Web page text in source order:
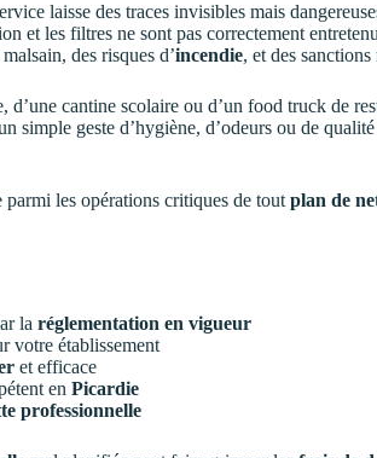
laisse des traces invisibles mais
et les filtres ne sont pas correctement
des risques d’incendie, et des
d’une cantine scolaire ou d’un food truck de
simple geste d’hygiène, d’odeurs ou de
parmi les opérations critiques de tout plan de
la réglementation en vigueur
votre établissement
et efficace
en Picardie
professionnelle